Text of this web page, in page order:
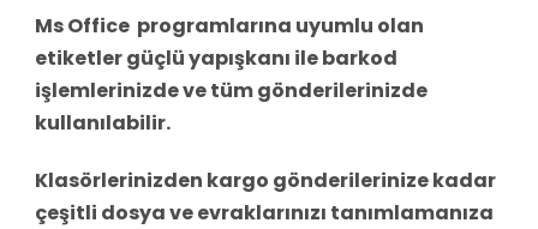
Ms Office programlarına uyumlu olan
etiketler güçlü yapışkanı ile barkod
işlemlerinizde ve tüm gönderilerinizde
kullanılabilir.
Klasörlerinizden kargo gönderilerinize kadar
çeşitli dosya ve evraklarınızı tanımlamanıza